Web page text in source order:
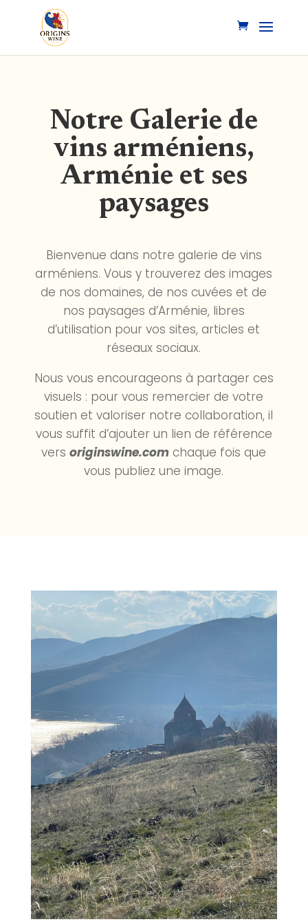
Notre Galerie de
vins arméniens,
Arménie et ses
paysages
Bienvenue dans notre galerie de vins
arméniens. Vous y trouverez des images
de nos domaines, de nos cuvées et de
nos paysages d’Arménie, libres
d’utilisation pour vos sites, articles et
réseaux sociaux.
Nous vous encourageons à partager ces
visuels : pour vous remercier de votre
soutien et valoriser notre collaboration, il
vous suffit d’ajouter un lien de référence
versoriginswine.com chaque fois que
vous publiez une image.